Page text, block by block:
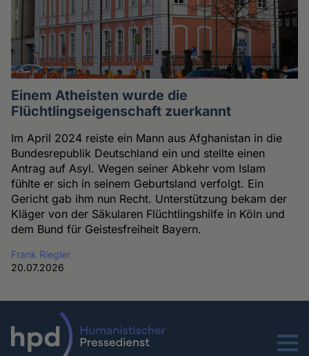
Einem Atheisten wurde die
Flüchtlingseigenschaft zuerkannt
Im April 2024 reiste ein Mann aus Afghanistan in die
Bundesrepublik Deutschland ein und stellte einen
Antrag auf Asyl. Wegen seiner Abkehr vom Islam
fühlte er sich in seinem Geburtsland verfolgt. Ein
Gericht gab ihm nun Recht. Unterstützung bekam der
Kläger von der Säkularen Flüchtlingshilfe in Köln und
dem Bund für Geistesfreiheit Bayern.
Frank Riegler
20.07.2026
Menu